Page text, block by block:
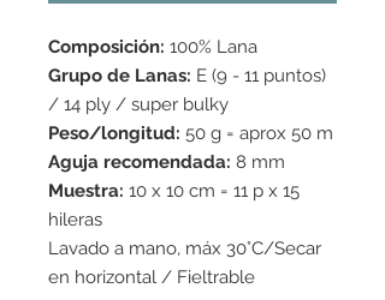
Composición: 100% Lana
Grupo de Lanas: E (9 - 11 puntos)
/ 14 ply / super bulky
Peso/longitud: 50 g = aprox 50 m
Aguja recomendada: 8 mm
Muestra: 10 x 10 cm = 11 p x 15
hileras
Lavado a mano, máx 30°C/Secar
en horizontal / Fieltrable